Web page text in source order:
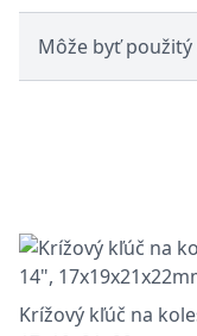
Môže byť
Krížový kľúč na